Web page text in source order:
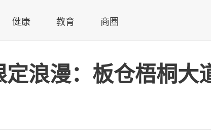
健康 教育 商圈
浪漫：板仓梧桐大